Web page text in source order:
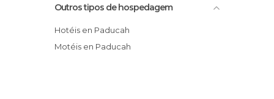
Outros tipos de hospedagem
Hotéis en Paducah
Motéis en Paducah